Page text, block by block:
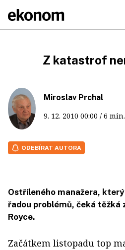
Z katastrof
Miroslav Prchal
9. 12. 2010 00:00 / 6
ODEBÍRAT AUTORA
Ostříleného manažera,
řadou problémů, čeká těžká
Royce.
Začátkem listopadu top